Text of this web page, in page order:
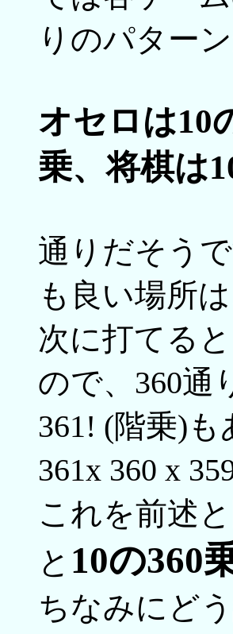
りのパター
オセロは10
乗、将棋は
通りだそう
も良い場所
次に打てる
ので、360通
361! (階乗)
361x 360 x
これを前述
と 10の360
ちなみにど